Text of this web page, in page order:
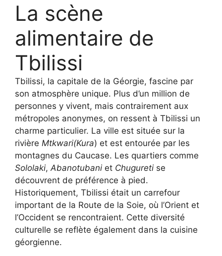
La scène
alimentaire de
Tbilissi
Tbilissi, la capitale de la Géorgie, fascine par
son atmosphère unique. Plus d’un million de
personnes y vivent, mais contrairement aux
métropoles anonymes, on ressent à Tbilissi un
charme particulier. La ville est située sur la
rivière Mtkwari(Kura) et est entourée par les
montagnes du Caucase. Les quartiers comme
Sololaki,Abanotubani et Chugureti se
découvrent de préférence à pied.
Historiquement, Tbilissi était un carrefour
important de la Route de la Soie, où l’Orient et
l’Occident se rencontraient. Cette diversité
culturelle se reflète également dans la cuisine
géorgienne.